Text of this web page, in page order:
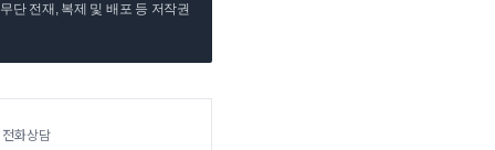
단 전재, 복제 및 배포 등 저작권
전화상담